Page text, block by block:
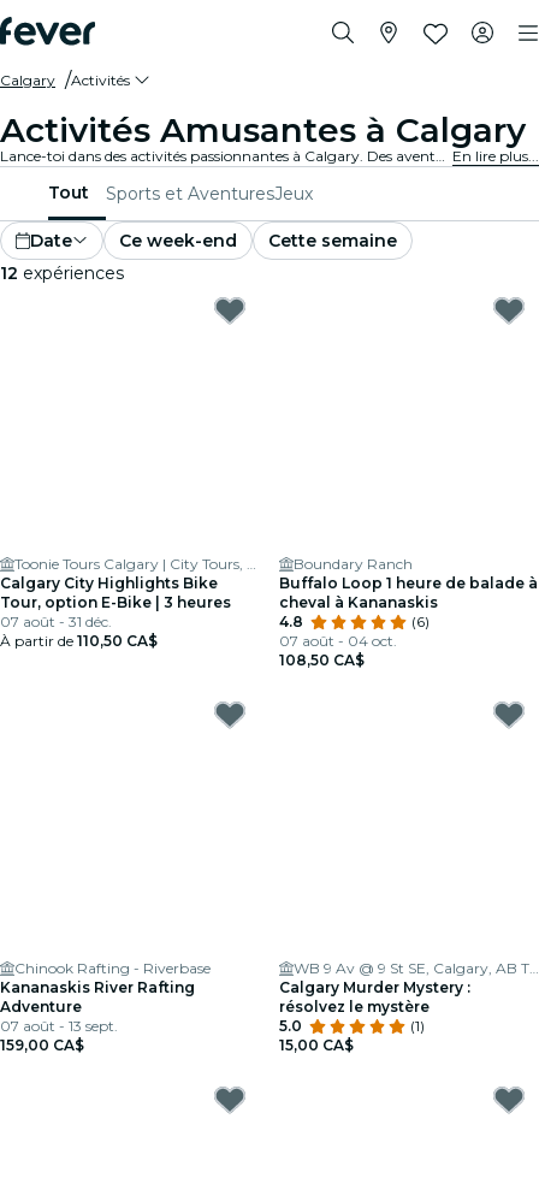
Calgary Activités
Activités Amusantes à Calgary
Lance-toi dans des activités passionnantes à Calgary. Des aventures en plein air aux expériences culturelles, découvre les meilleurs moyens de profiter au maximum de ton temps. En lire plus...
Tout Sports et AventuresJeux
Date Ce week-end
Cette semaine
12 expériences
Toonie Tours Calgary | City Tours, Bike & Scooter Rentals
Calgary City Highlights Bike
Tour, option E-Bike | 3 heures
07 août - 31 déc.
À partir de 110,50 CA$
Boundary Ranch
Buffalo Loop 1 heure de balade à
cheval à Kananaskis
4.8
(6)
07 août - 04 oct.
108,50 CA$
Chinook Rafting - Riverbase
Kananaskis River Rafting
Adventure
07 août - 13 sept.
159,00 CA$
WB 9 Av @ 9 St SE, Calgary, AB T2G 2Z2, Canada
Calgary Murder Mystery :
résolvez le mystère
5.0
(1)
15,00 CA$